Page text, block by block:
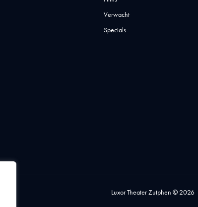
Verwacht
Specials
Luxor Theater Zutphen © 2026